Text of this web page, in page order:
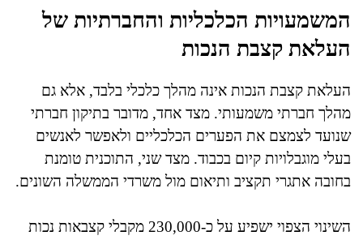
המשמעויות הכלכליות והחברתיות של
העלאת קצבת הנכות
העלאת קצבת הנכות אינה מהלך כלכלי בלבד, אלא גם
מהלך חברתי משמעותי. מצד אחד, מדובר בתיקון חברתי
שנועד לצמצם את הפערים הכלכליים ולאפשר לאנשים
בעלי מוגבלויות קיום בכבוד. מצד שני, התוכנית טומנת
בחובה אתגרי תקציב ותיאום מול משרדי הממשלה השונים.
השינוי הצפוי ישפיע על כ-230,000 מקבלי קצבאות נכות